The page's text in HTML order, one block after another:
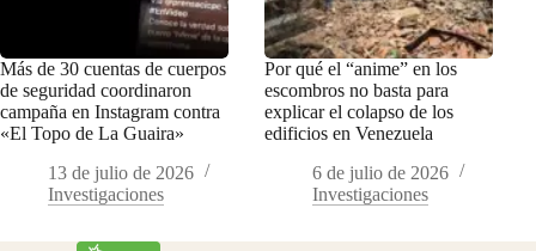
Más de 30 cuentas de cuerpos
de seguridad coordinaron
campaña en Instagram contra
«El Topo de La Guaira»
13 de julio de 2026
Investigaciones
Por qué el “anime” en los
escombros no basta para
explicar el colapso de los
edificios en Venezuela
6 de julio de 2026
Investigaciones